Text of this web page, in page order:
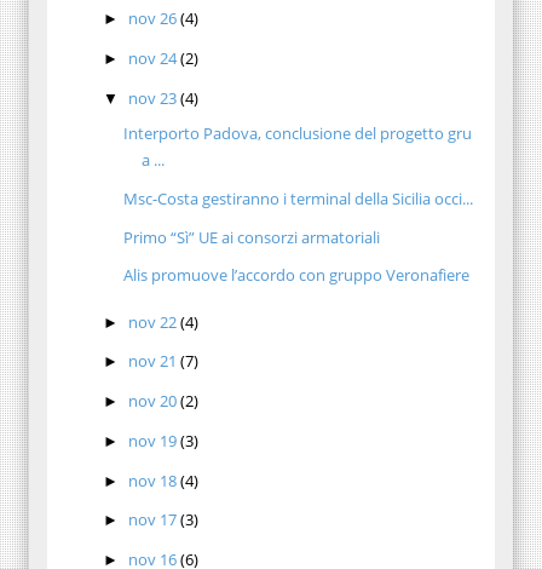
► nov 26(4)
► nov 24(2)
▼ nov 23(4)
Interporto Padova, conclusione del progetto gru
a ...
Msc-Costa gestiranno i terminal della Sicilia occi...
Primo “Sì” UE ai consorzi armatoriali
Alis promuove l’accordo con gruppo Veronafiere
► nov 22(4)
► nov 21(7)
► nov 20(2)
► nov 19(3)
► nov 18(4)
► nov 17(3)
► nov 16(6)